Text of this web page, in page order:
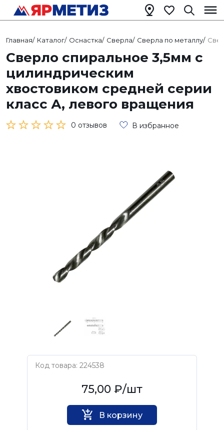
Главная/ Каталог/ Оснастка/ Сверла/ Сверла по металлу/
Сверло спиральное 3,5мм с
цилиндрическим
хвостовиком средней серии
класс А, левого вращения
0 отзывов В избранное
Код товара: 224538
Нет бренда75,00 ₽/шт
В корзину